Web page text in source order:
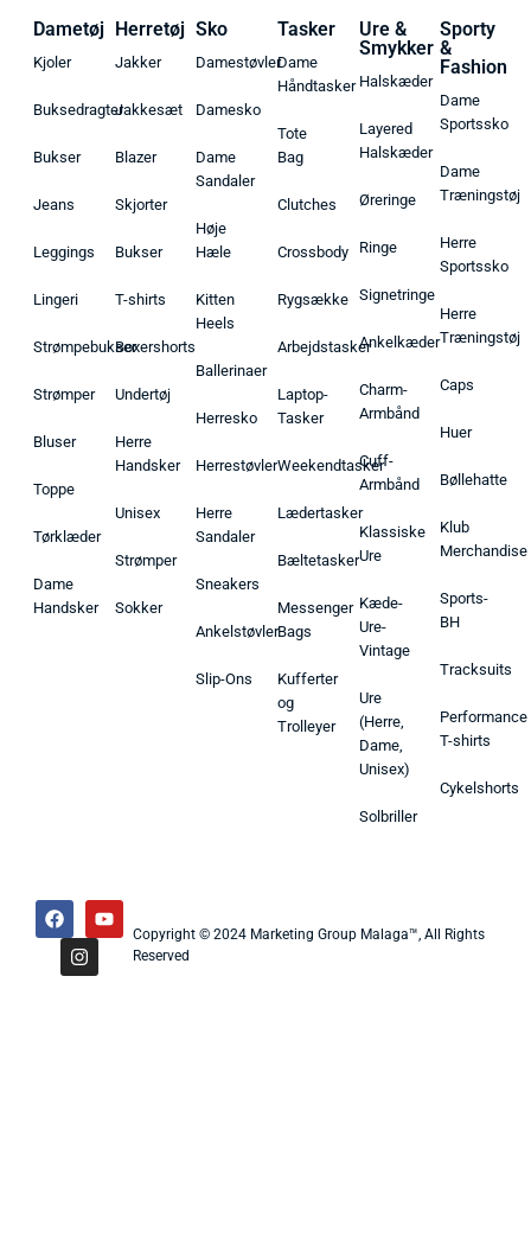
Dametøj
Kjoler
Buksedragter
Bukser
Jeans
Leggings
Lingeri
Strømpebukser
Strømper
Bluser
Toppe
Tørklæder
Dame
Handsker
Herretøj
Jakker
Jakkesæt
Blazer
Skjorter
Bukser
T-shirts
Boxershorts
Undertøj
Herre
Handsker
Unisex
Strømper
Sokker
Sko
Damestøvler
Damesko
Dame
Sandaler
Høje
Hæle
Kitten
Heels
Ballerinaer
Herresko
Herrestøvler
Herre
Sandaler
Sneakers
Ankelstøvler
Slip-Ons
Tasker
Dame
Håndtasker
Tote
Bag
Clutches
Crossbody
Rygsække
Arbejdstasker
Laptop-
Tasker
Weekendtasker
Lædertasker
Bæltetasker
Messenger
Bags
Kufferter
og
Trolleyer
Ure &
Smykker
Halskæder
Layered
Halskæder
Øreringe
Ringe
Signetringe
Ankelkæder
Charm-
Armbånd
Cuff-
Armbånd
Klassiske
Ure
Kæde-
Ure-
Vintage
Ure
(Herre,
Dame,
Unisex)
Solbriller
Sporty
&
Fashion
Dame
Sportssko
Dame
Træningstøj
Herre
Sportssko
Herre
Træningstøj
Caps
Huer
Bøllehatte
Klub
Merchandise
Sports-
BH
Tracksuits
Performance
T-shirts
Cykelshorts
Copyright © 2024 Marketing Group Malaga™, All Rights
Reserved